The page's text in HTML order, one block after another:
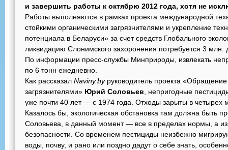
и завершить работы к октябрю 2012 года, хотя не
Работы выполняются в рамках проекта международной
стойкими органическими загрязнителями и укрепление
потенциала в Беларуси» за счет средств Глобального
ликвидацию Слонимского захоронения потребуется 3 млн.
По информации пресс-службы Минприроды, извлекать
по 6 тонн ежедневно.
Как рассказал Naviny.byруководитель проекта
загрязнителями» Юрий Соловьев , непригодные
уже почти 40 лет — с 1974 года. Отходы зарыты в четырех
Казалось бы, экологическая обстановка там должна быть
Соловьева, в данный момент — все в пределах нормы, а
безопасности. Со временем пестициды неизбежно
воды, почву, и рано или поздно дадут о себе знать,